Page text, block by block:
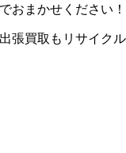
おまかせください！
張買取もリサイク